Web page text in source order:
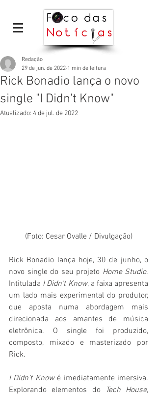
Rick Bonadio lança o novo
single "I Didn't Know"
Redação
29 de jun. de 2022 1 min de leitura
Atualizado: 4 de jul. de 2022
(Foto: Cesar Ovalle / Divulgação)
Rick Bonadio lança hoje, 30 de junho, o
novo single do seu projeto Home Studio.
Intitulada I Didn’t Know, a faixa apresenta
um lado mais experimental do produtor,
que aposta numa abordagem mais
direcionada aos amantes de música
eletrônica. O single foi produzido,
composto, mixado e masterizado por
Rick.
I Didn’t Know é imediatamente imersiva.
Explorando elementos do
Tech House,